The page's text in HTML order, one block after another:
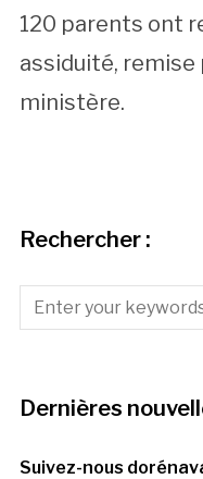
120 parents ont
assiduité, remise
ministère.
Rechercher :
Dernières
Suivez-nous